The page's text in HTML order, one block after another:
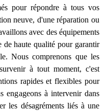
pour répondre à tous vos
neuve, d'une réparation ou
avec des équipements
de haute qualité pour garantir
Nous comprenons que les
à tout moment, c'est
rapides et flexibles pour
engageons à intervenir dans
les désagréments liés à une